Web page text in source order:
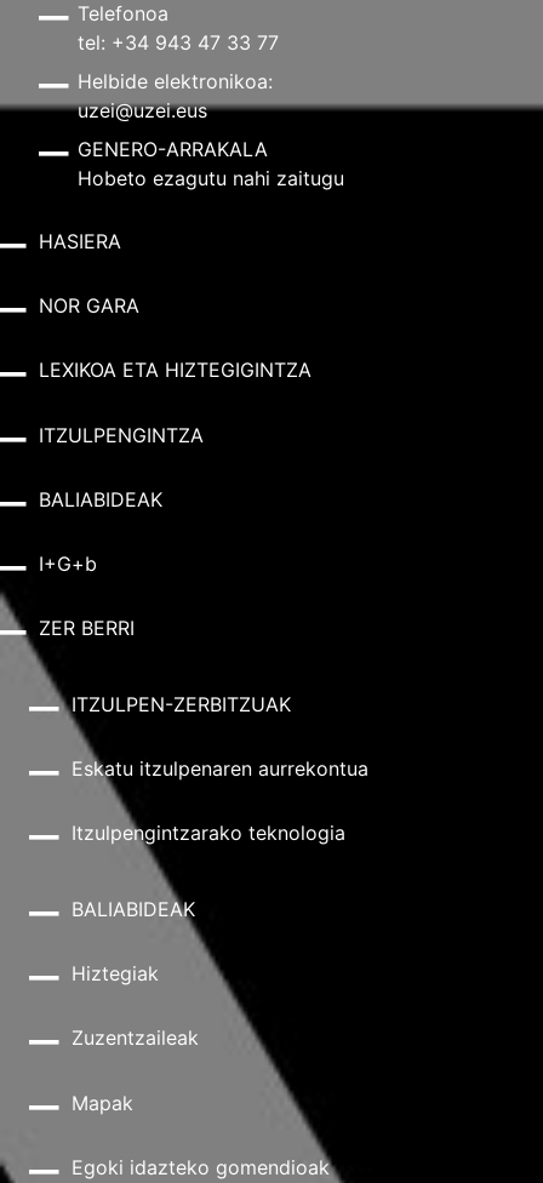
Telefonoa
tel: +34 943 47 33 77
Helbide elektronikoa:
uzei@uzei.eus
GENERO-ARRAKALA
Hobeto ezagutu nahi zaitugu
HASIERA
NOR GARA
LEXIKOA ETA HIZTEGIGINTZA
ITZULPENGINTZA
BALIABIDEAK
I+G+b
ZER BERRI
ITZULPEN-ZERBITZUAK
Eskatu itzulpenaren aurrekontua
Itzulpengintzarako teknologia
BALIABIDEAK
Hiztegiak
Zuzentzaileak
Mapak
Egoki idazteko gomendioak